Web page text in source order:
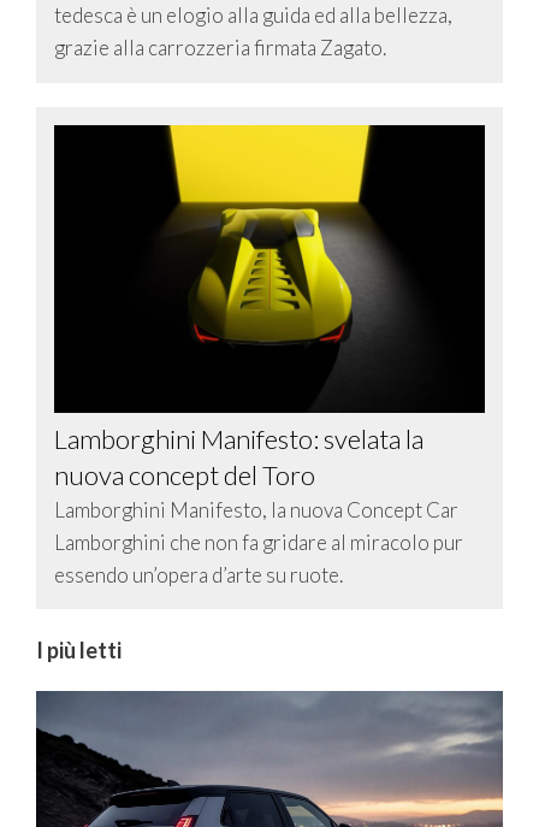
tedesca è un elogio alla guida ed alla bellezza,
grazie alla carrozzeria firmata Zagato.
Lamborghini Manifesto: svelata la
nuova concept del Toro
Lamborghini Manifesto, la nuova Concept Car
Lamborghini che non fa gridare al miracolo pur
essendo un’opera d’arte su ruote.
I più letti